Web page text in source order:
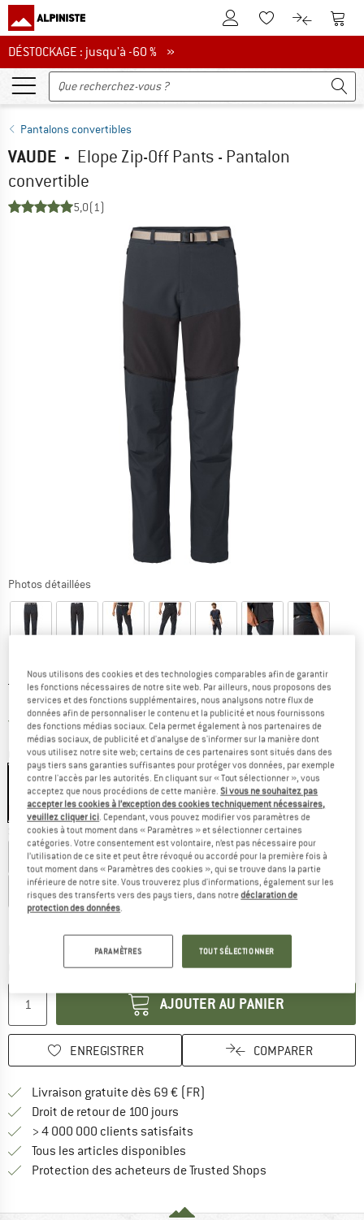
Vers le compte client
Vers la liste
Vers le
DÉSTOCKAGE : jusqu'à -60 %
DÉSTOCKAGE : jusqu'à -60 % »
Pantalons convertibles
VAUDE - Elope Zip-Off Pants - Pantalon
convertible
5,0(1)
Photos détaillées
Prix initial :
169,95€
Prix:
110,47€ TVA incl.
Livraison gratuite(FR)France. Informations sur les frais de
Couleur:Phantom Black
-35 %
Sélectionner taille:
EU46 - Regular EU48 - Regular EU50 - Regular
EU52 - Regular EU 54 - Regular EU56 - Regular
Guide des tailles
Délai de livraison: 3-5 jours ouvrables
Le lien s'ouvre dans une boîte
AJOUTER AU PANIER
ENREGISTRER COMPARER
Livraison gratuite dès 69 € (FR)
Droit de retour de 100 jours
> 4 000 000 clients satisfaits
Tous les articles disponibles
Protection des acheteurs de Trusted Shops
Nous utilisons des cookies et des technologies comparables afin de garantir
les fonctions nécessaires de notre site web. Par ailleurs, nous proposons des
services et des fonctions supplémentaires, nous analysons notre flux de
données afin de personnaliser le contenu et la publicité et nous fournissons
des fonctions médias sociaux. Cela permet également à nos partenaires de
médias sociaux, de publicité et d'analyse de s'informer sur la manière dont
vous utilisez notre site web; certains de ces partenaires sont situés dans des
pays tiers sans garanties suffisantes pour protéger vos données, par exemple
contre l'accès par les autorités. En cliquant sur « Tout sélectionner », vous
acceptez que nous procédions de cette manière.Si vous ne souhaitez pas
accepter les cookies à l’exception des cookies techniquement nécessaires,
veuillez cliquer ici. Cependant, vous pouvez modifier vos paramètres de
cookies à tout moment dans « Paramètres » et sélectionner certaines
catégories. Votre consentement est volontaire, n’est pas nécessaire pour
l’utilisation de ce site et peut être révoqué ou accordé pour la première fois à
tout moment dans « Paramètres des cookies », qui se trouve dans la partie
inférieure de notre site. Vous trouverez plus d'informations, également sur les
risques des transferts vers des pays tiers, dans notredéclaration de
protection des données.
PARAMÈTRES TOUT SÉLECTIONNER